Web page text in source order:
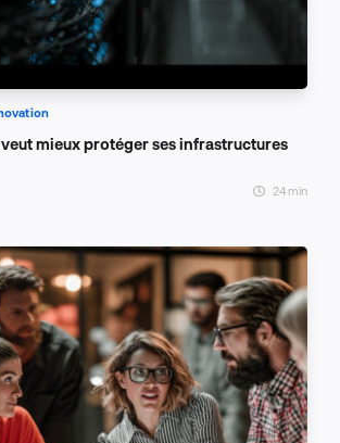
mieux protéger ses infrastructures
24 min